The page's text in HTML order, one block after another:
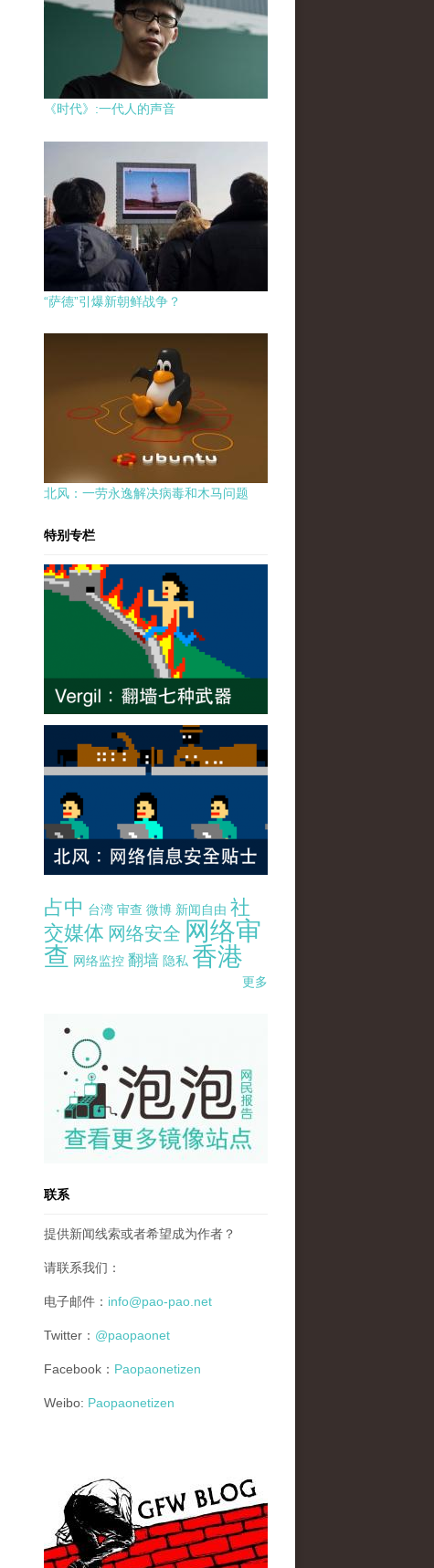
《时代》:一代人的声音
“萨德”引爆新朝鲜战争？
北风：一劳永逸解决病毒和木马问题
特别专栏
占中 台湾 审查 微博 新闻自由 社
交媒体 网络安全 网络审
查 网络监控 翻墙 隐私 香港
更多
pao-pao-banner-mirror-site-120814.jpg
联系
提供新闻线索或者希望成为作者？
请联系我们：
电子邮件： info@pao-pao.net
Twitter： @paopaonet
Facebook： Paopaonetizen
Weibo: Paopaonetizen
gfw_blog_small.jpg